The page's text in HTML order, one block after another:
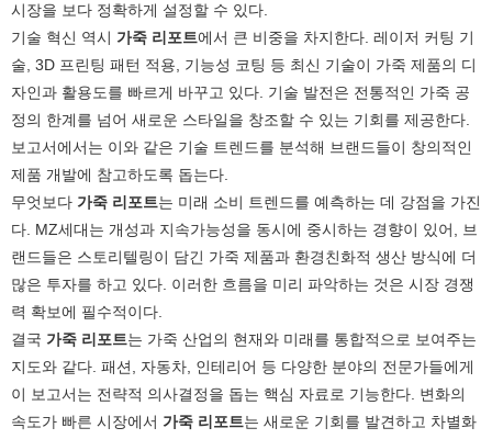
시장을 보다 정확하게 설정할 수 있다.
기술 혁신 역시 가죽 리포트에서 큰 비중을 차지한다. 레이저 커팅 기
술, 3D 프린팅 패턴 적용, 기능성 코팅 등 최신 기술이 가죽 제품의 디
자인과 활용도를 빠르게 바꾸고 있다. 기술 발전은 전통적인 가죽 공
정의 한계를 넘어 새로운 스타일을 창조할 수 있는 기회를 제공한다.
보고서에서는 이와 같은 기술 트렌드를 분석해 브랜드들이 창의적인
제품 개발에 참고하도록 돕는다.
무엇보다 가죽 리포트는 미래 소비 트렌드를 예측하는 데 강점을 가진
다. MZ세대는 개성과 지속가능성을 동시에 중시하는 경향이 있어, 브
랜드들은 스토리텔링이 담긴 가죽 제품과 환경친화적 생산 방식에 더
많은 투자를 하고 있다. 이러한 흐름을 미리 파악하는 것은 시장 경쟁
력 확보에 필수적이다.
결국 가죽 리포트는 가죽 산업의 현재와 미래를 통합적으로 보여주는
지도와 같다. 패션, 자동차, 인테리어 등 다양한 분야의 전문가들에게
이 보고서는 전략적 의사결정을 돕는 핵심 자료로 기능한다. 변화의
속도가 빠른 시장에서 가죽 리포트는 새로운 기회를 발견하고 차별화